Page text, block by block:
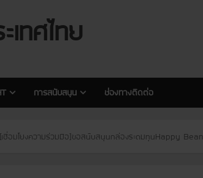
ทศไทย
การสนับสนุน ช่องทางติดต่อ
[เชื่อมโยงความร่วมมือ]ขอสนับสนุนกล่องระดมทุนHappy Bean